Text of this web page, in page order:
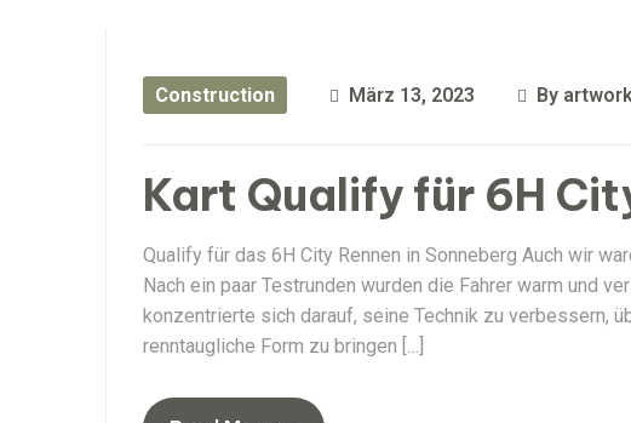
Construction März 13, 2023 By
Kart Qualify für 6H
Qualify für das 6H City Rennen in Sonneberg Auch wir
Nach ein paar Testrunden wurden die Fahrer warm und
konzentrierte sich darauf, seine Technik zu verbessern,
renntaugliche Form zu bringen […]